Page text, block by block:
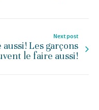
Next post
Les garçons
le faire aussi!